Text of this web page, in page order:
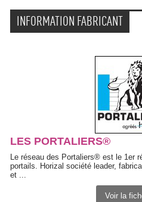
INFORMATION FABRICANT
LES PORTALIERS®
Le réseau des Portaliers® est le 1er
portails. Horizal société leader,
et ...
Voir la